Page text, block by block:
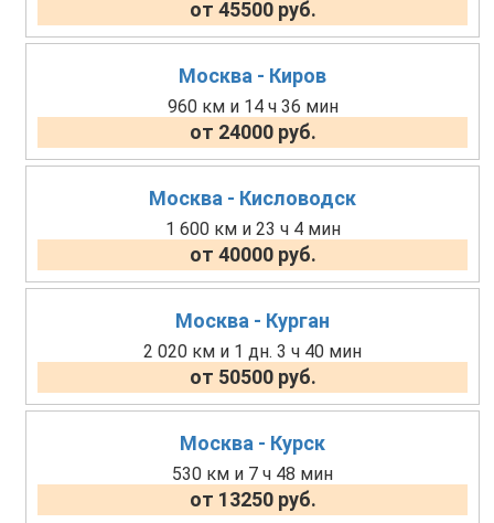
от 45500 руб.
Москва - Киров
960 км и 14 ч 36 мин
от 24000 руб.
Москва - Кисловодск
1 600 км и 23 ч 4 мин
от 40000 руб.
Москва - Курган
2 020 км и 1 дн. 3 ч 40 мин
от 50500 руб.
Москва - Курск
530 км и 7 ч 48 мин
от 13250 руб.